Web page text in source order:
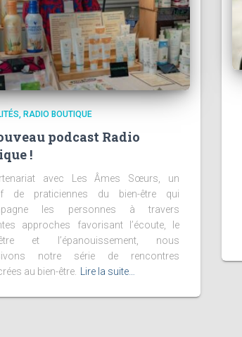
RADIO BOUTIQUE
podcast Radio
!
avec Les Âmes Sœurs, un
de praticiennes du bien-être qui
les personnes à travers
approches favorisant l’écoute, le
être et l’épanouissement, nous
notre série de rencontres
au bien-être. Lire la suite…